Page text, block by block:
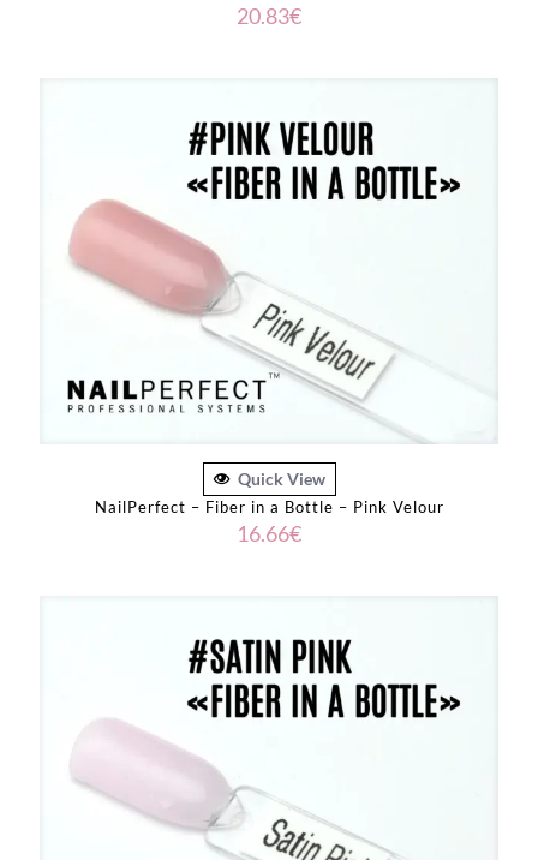
20.83€
Quick View
NailPerfect – Fiber in a Bottle – Pink Velour
16.66€